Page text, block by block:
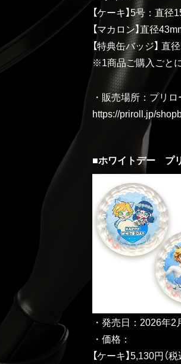
【ケーキ】5号：直
【マカロン】直径
【特典缶バッジ】 直
※1商品ご購入ごと
・販売場所：プリ
https://priroll.jp/
■ホワイトデー プ
・発売日：2026年2
・価格：
【ケーキ】5,130円（